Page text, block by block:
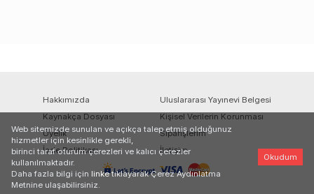
Hakkımızda
Uluslararası Yayınevi Belgesi
Kaynakça Dosyası
Kişisel Verilerin Korunması
Üyelik
Siparişlerim
İade Politikası
İletişim
Web sitemizde sunulan ve açıkça talep etmiş olduğunuz
hizmetler için kesinlikle gerekli,
birinci taraf oturum çerezleri ve kalıcı çerezler
kullanılmaktadır.
Daha fazla bilgi için linke tıklayarak Çerez Aydınlatma
Metnine ulaşabilirsiniz.
Okudum